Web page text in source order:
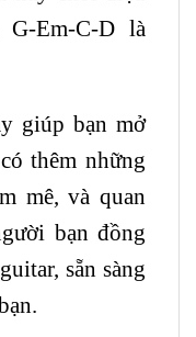
Em-C-D là
giúp bạn mở
thêm những
mê, và quan
bạn đồng
guitar, sẵn sàng